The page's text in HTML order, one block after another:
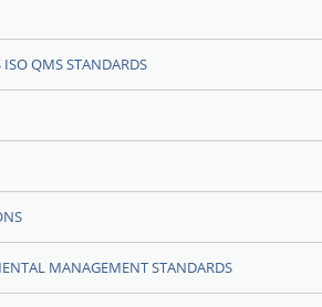
QMS STANDARDS
MANAGEMENT STANDARDS